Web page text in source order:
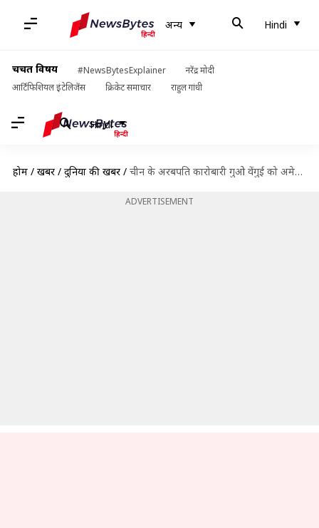
अन्य Hindi
चर्चित विषय #NewsBytesExplainer
नरेंद्र मोदी
आर्टिफिशियल इंटेलिजेंस
क्रिकेट समाचार राहुल गांधी
Hindi
होम / खबरें / दुनिया की खबरें / चीन के अरबपति कारोबारी गुओ वेंगुई को अमेरिका में 30 साल की सजा, क्या है आरोप?
ADVERTISEMENT